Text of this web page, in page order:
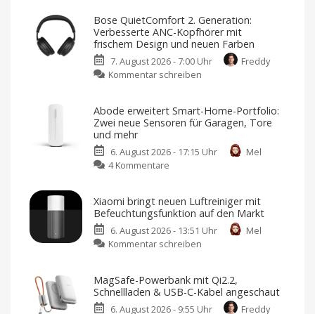
ist
für
die
DJI
Nutzt
ihr
die
Bose QuietComfort 2. Generation:
Verbesserte ANC-Kopfhörer mit
frischem Design und neuen Farben
7. August 2026 - 7:00 Uhr
Freddy
Kommentar schreiben
2.
Generation:
Verbesserte
ANC-
frischem
Design
und
neuen
Euro
vorbestellen
Abode erweitert Smart-Home-Portfolio:
Zwei neue Sensoren für Garagen, Tore
und mehr
6. August 2026 - 17:15 Uhr
Mel
4 Kommentare
Smart-
Home-
Portfolio:
Zwei
für
Garagen,
Xiaomi bringt neuen Luftreiniger mit
Befeuchtungsfunktion auf den Markt
6. August 2026 - 13:51 Uhr
Mel
Kommentar schreiben
neuen
Luftreiniger
mit
MagSafe-Powerbank mit Qi2.2,
Schnellladen & USB-C-Kabel angeschaut
6. August 2026 - 9:55 Uhr Freddy